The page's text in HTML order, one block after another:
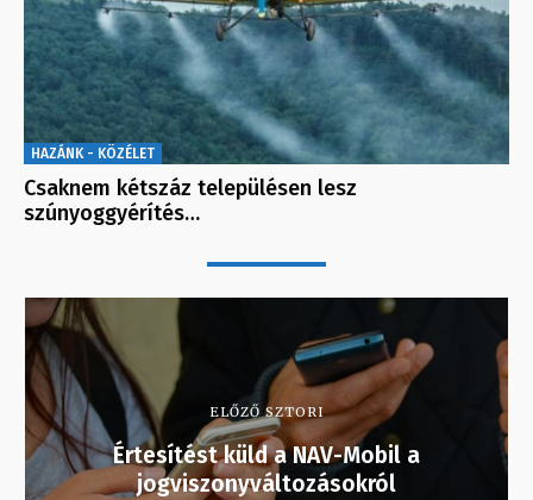
HAZÁNK - KÖZÉLET
Csaknem kétszáz településen lesz
szúnyoggyérítés…
ELŐZŐ SZTORI
Értesítést küld a NAV-Mobil a
jogviszonyváltozásokról